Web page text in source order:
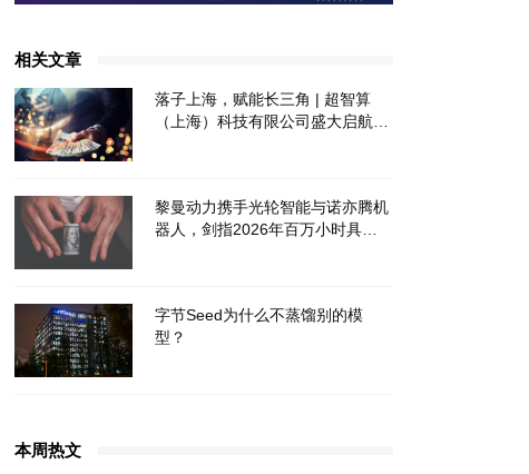
相关文章
落子上海，赋能长三角 | 超智算
（上海）科技有限公司盛大启航，
黎曼动力携手光轮智能与诺亦腾机
器人，剑指2026年百万小时具身
字节Seed为什么不蒸馏别的模
型？
本周热文